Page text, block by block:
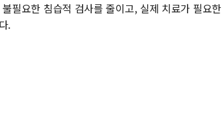
필요한 침습적 검사를 줄이고, 실제 치료가 필요한
.